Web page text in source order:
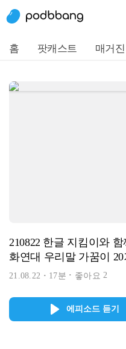
홈 팟캐스트 매거진
210822 한글 지킴이와
화연대 우리말 가꿈이
21.08.22 17분 좋아요2
에피소드 듣기